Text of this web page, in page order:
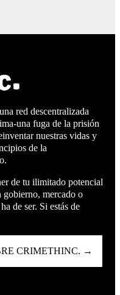
red descentralizada
una fuga de la prisión
nuestras vidas y
de la
de tu ilimitado potencial
gobierno, mercado o
de ser. Si estás de
CRIMETHINC. →